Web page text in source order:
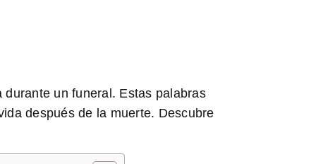
un funeral. Estas palabras
después de la muerte. Descubre